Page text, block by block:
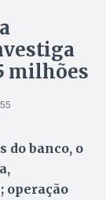
milhões
do banco, o
operação